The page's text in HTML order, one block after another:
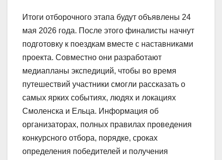
Итоги отборочного этапа будут объявлены 24
мая 2026 года. После этого финалисты начнут
подготовку к поездкам вместе с наставниками
проекта. Совместно они разработают
медиапланы экспедиций, чтобы во время
путешествий участники смогли рассказать о
самых ярких событиях, людях и локациях
Смоленска и Ельца. Информация об
организаторах, полных правилах проведения
конкурсного отбора, порядке, сроках
определения победителей и получения